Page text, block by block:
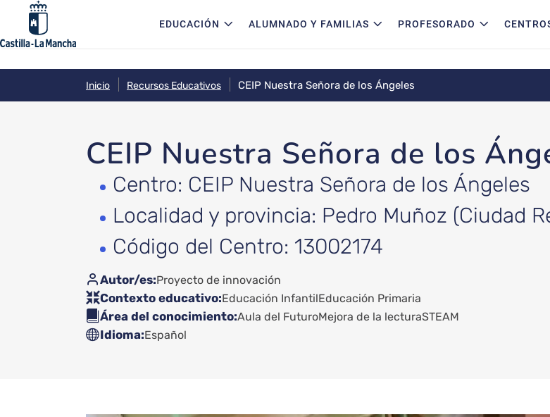
Pasar al contenido principalNavegación principal
EDUCACIÓN ALUMNADO Y FAMILIAS PROFESORADO
Inicio Recursos Educativos CEIP Nuestra Señora de los Ángeles
CEIP Nuestra Señora de los
Centro: CEIP Nuestra Señora de los Ángeles
Localidad y provincia: Pedro Muñoz (Ciudad
Código del Centro: 13002174
Autor/es Proyecto de innovación
Contexto educativo Educación InfantilEducación Primaria
Área del conocimiento Aula del FuturoMejora de la lecturaSTEAM
Idioma Español